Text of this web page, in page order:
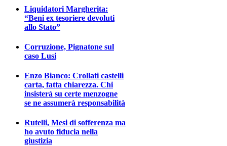
Liquidatori Margherita:
“Beni ex tesoriere devoluti
allo Stato”
Corruzione, Pignatone sul
caso Lusi
Enzo Bianco: Crollati castelli
carta, fatta chiarezza. Chi
insisterà su certe menzogne
se ne assumerà responsabilità
Rutelli, Mesi di sofferenza ma
ho avuto fiducia nella
giustizia